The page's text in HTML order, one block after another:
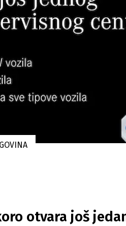
otvara još